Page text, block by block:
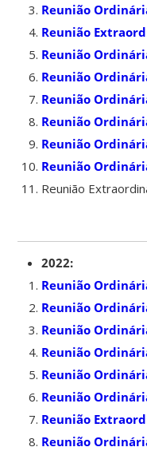
Reunião
Reunião
Reunião
Reunião
Reunião
Reunião
Reunião
Reunião
Reunião
2022:
Reunião
Reunião
Reunião
Reunião
Reunião
Reunião
Reunião
Reunião